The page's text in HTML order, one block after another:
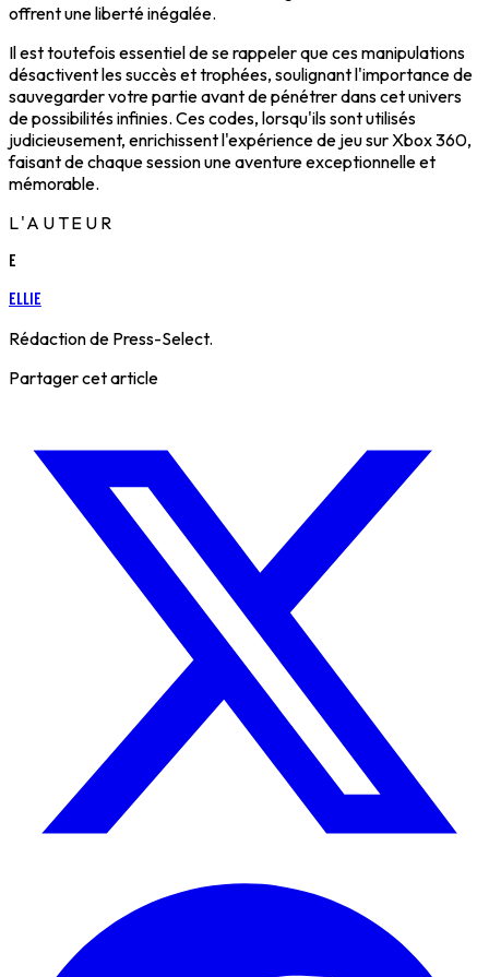
offrent une liberté inégalée.
Il est toutefois essentiel de se rappeler que ces manipulations
désactivent les succès et trophées, soulignant l'importance de
sauvegarder votre partie avant de pénétrer dans cet univers
de possibilités infinies. Ces codes, lorsqu'ils sont utilisés
judicieusement, enrichissent l'expérience de jeu sur Xbox 360,
faisant de chaque session une aventure exceptionnelle et
mémorable.
L'AUTEUR
E
Ellie
Rédaction de Press-Select.
Partager cet article